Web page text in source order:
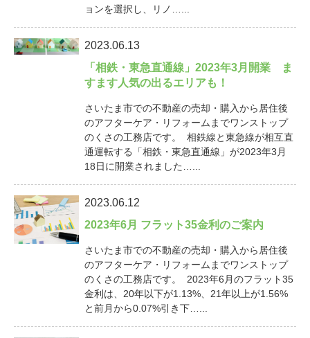
ョンを選択し、リノ…...
2023.06.13
「相鉄・東急直通線」2023年3月開業 ま
すます人気の出るエリアも！
さいたま市での不動産の売却・購入から居住後
のアフターケア・リフォームまでワンストップ
のくさの工務店です。 相鉄線と東急線が相互直
通運転する「相鉄・東急直通線」が2023年3月
18日に開業されました…...
2023.06.12
2023年6月 フラット35金利のご案内
さいたま市での不動産の売却・購入から居住後
のアフターケア・リフォームまでワンストップ
のくさの工務店です。 2023年6月のフラット35
金利は、20年以下が1.13%、21年以上が1.56%
と前月から0.07%引き下…...